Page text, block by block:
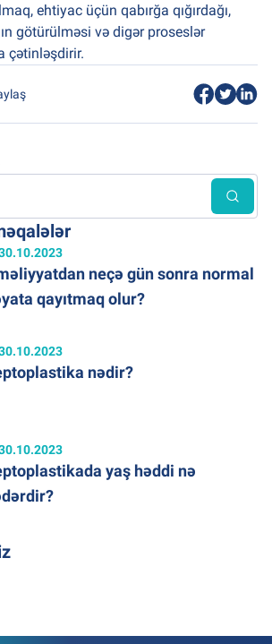
ehtiyac üçün qabırğa qığırdağı,
götürülməsi və digər proseslər
çətinləşdirir.
neçə gün sonra normal
qayıtmaq olur?
nədir?
yaş həddi nə